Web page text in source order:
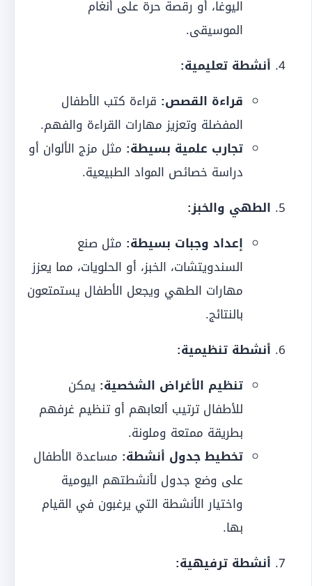
اليوغا، أو رقصة حرة على أنغام
الموسيقى.
أنشطة تعليمية:
قراءة القصص: قراءة كتب الأطفال
المفضلة وتعزيز مهارات القراءة والفهم.
تجارب علمية بسيطة: مثل مزج الألوان أو
دراسة خصائص المواد الطبيعية.
الطهي والخبز:
إعداد وجبات بسيطة: مثل صنع
السندويتشات، الخبز، أو الحلويات، مما يعزز
مهارات الطهي ويجعل الأطفال يستمتعون
بالنتائج.
أنشطة تنظيمية:
تنظيم الأغراض الشخصية: يمكن
للأطفال ترتيب ألعابهم أو تنظيم غرفهم
بطريقة ممتعة وملونة.
تخطيط جدول أنشطة: مساعدة الأطفال
على وضع جدول لأنشطتهم اليومية
واختيار الأنشطة التي يرغبون في القيام
بها.
أنشطة ترفيهية: